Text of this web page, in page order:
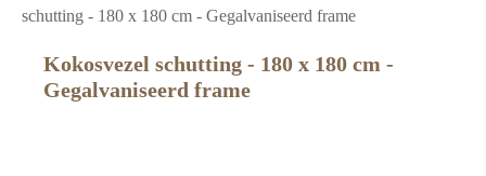
schutting - 180 x 180 cm - Gegalvaniseerd frame
Kokosvezel schutting - 180 x 180 cm -
Gegalvaniseerd frame